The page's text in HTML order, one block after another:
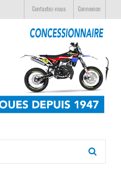
Connexion
Contactez-nous